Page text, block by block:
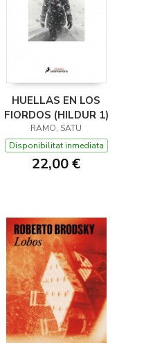
HUELLAS EN LOS
FIORDOS (HILDUR 1)
RAMO, SATU
Disponibilitat inmediata
22,00 €